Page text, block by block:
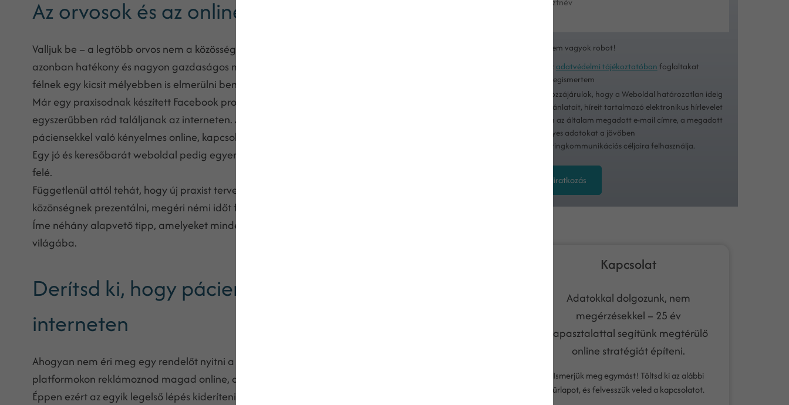
Az orvosok és az online marketing
Valljuk be – a legtöbb orvos nem a közösségi médián tölti szabadidejét. A különböző online platformok
azonban hatékony és nagyon gazdaságos marketinglehetőségeket nyújtanak azoknak, akik nem
félnek egy kicsit mélyebben is elmerülni bennük.
Már egy praxisodnak készített Facebook profil is sokat tehet annak érdekében, hogy az emberek
egyszerűbben rád találjanak az interneten. A
páciensekkel való kényelmes online, kapcsolatfelvételre, és persze márkád digitális népszerűsítésére is.
Egy jó és keresőbarát weboldal pedig egyenes út a hírnév, és a magas áron eladható rendelési idők
felé.
Függetlenül attól tehát, hogy új praxist tervezel-e indítani, vagy meglévődet szeretnéd nagyobb
közönségnek prezentálni, megéri némi időt fordítani a
Íme néhány alapvető tipp, amelyeket mindenképpen érdemes magaddal vinned a social media
világába.
Derítsd ki, hogy pácienseid hol időznek szívesen az
interneten
Ahogyan nem éri meg egy rendelőt nyitni a semmi közepén, úgy szintén nincs értelme olyan
platformokon reklámoznod magad online, ahol pácienseid nem találhatnak rád.
Éppen ezért az egyik legelső lépés kideríteni, hogy mely online platformok népszerűek pácienseid
Nem vagyok robot!
Az adatvédelmi tájékoztatóban foglaltakat
megismertem
Hozzájárulok, hogy a Weboldal határozatlan ideig
ajánlatait, híreit tartalmazó elektronikus hírlevelet
küldjön az általam megadott e-mail címre, a megadott
személyes adatokat a jövőben
marketingkommunikációs céljaira felhasználja.
Feliratkozás
Kapcsolat
Adatokkal dolgozunk, nem
megérzésekkel – 25 év
tapasztalattal segítünk megtérülő
online stratégiát építeni.
Ismerjük meg egymást! Töltsd ki az alábbi
űrlapot, és felvesszük veled a kapcsolatot.